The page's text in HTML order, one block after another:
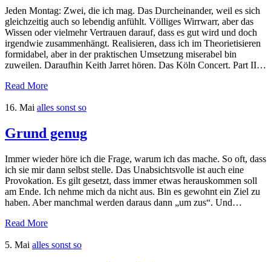
Jeden Montag: Zwei, die ich mag. Das Durcheinander, weil es sich
gleichzeitig auch so lebendig anfühlt. Völliges Wirrwarr, aber das
Wissen oder vielmehr Vertrauen darauf, dass es gut wird und doch
irgendwie zusammenhängt. Realisieren, dass ich im Theorietisieren
formidabel, aber in der praktischen Umsetzung miserabel bin
zuweilen. Daraufhin Keith Jarret hören. Das Köln Concert. Part II…
Read More
16. Mai alles sonst so
Grund genug
Immer wieder höre ich die Frage, warum ich das mache. So oft, dass
ich sie mir dann selbst stelle. Das Unabsichtsvolle ist auch eine
Provokation. Es gilt gesetzt, dass immer etwas herauskommen soll
am Ende. Ich nehme mich da nicht aus. Bin es gewohnt ein Ziel zu
haben. Aber manchmal werden daraus dann „um zus“. Und…
Read More
5. Mai alles sonst so